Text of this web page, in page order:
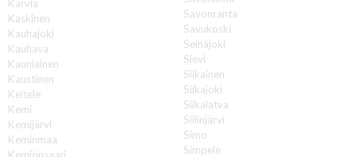
Karvia
Kaskinen
Kauhajoki
Kauhava
Kauniainen
Kaustinen
Keitele
Kemi
Kemijärvi
Keminmaa
Savonranta
Savukoski
Seinäjoki
Sievi
Siikainen
Siikajoki
Siikalatva
Siilinjärvi
Simo
Simpele